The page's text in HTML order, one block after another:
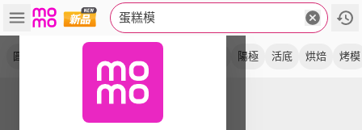
蛋糕模
圓形模 陽極 活底 烘焙 烤模